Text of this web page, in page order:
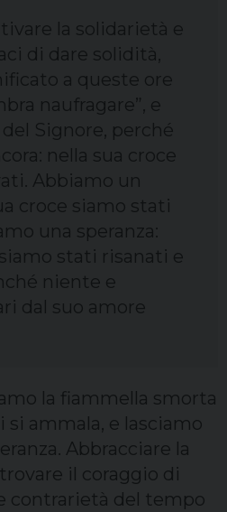
la solidarietà e
di dare solidità,
a queste ore
naufragare”, e
Signore, perché
nella sua croce
Abbiamo un
croce siamo stati
una speranza:
stati risanati e
niente e
dal suo amore
la fiammella smorta
si ammala, e lasciamo
Abbracciare la
il coraggio di
contrarietà del tempo